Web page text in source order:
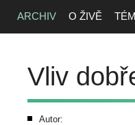
ARCHIV O ŽIVĚ
Vliv
Autor: